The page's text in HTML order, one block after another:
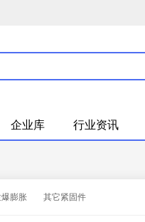
企业库 行业资讯
膨胀 其它紧固件